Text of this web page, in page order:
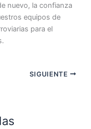
nuevo, la confianza
equipos de
para el
SIGUIENTE